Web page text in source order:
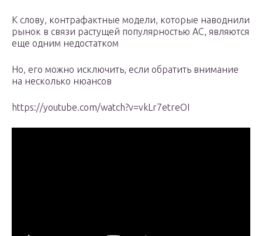
К слову, контрафактные модели, которые наводнили
рынок в связи растущей популярностью АС, являются
еще одним недостатком
Но, его можно исключить, если обратить внимание
на несколько нюансов
https://youtube.com/watch?v=vkLr7etreOI